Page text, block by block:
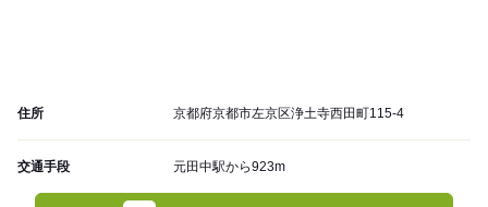
住所 京都府京都市左京区浄土寺西田町115-4
交通手段 元田中駅から923m